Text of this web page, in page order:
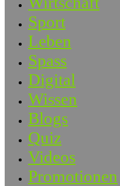
Sport
Leben
Spass
Digital
Wissen
Blogs
Quiz
Videos
Promotionen